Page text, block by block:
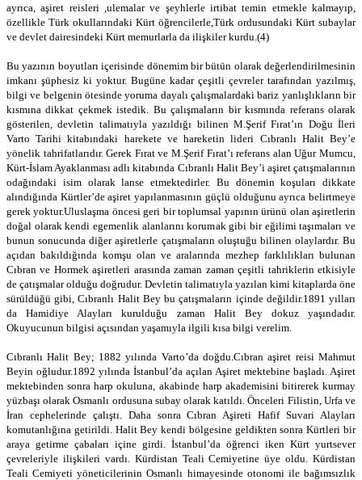
ayrıca, aşiret reisleri ,ulemalar ve şeyhlerle irtibat temin etmekle kalmayıp,
özellikle Türk okullarındaki Kürt öğrencilerle,Türk ordusundaki Kürt subaylar
ve devlet dairesindeki Kürt memurlarla da ilişkiler kurdu.(4)
Bu yazının boyutları içerisinde dönemim bir bütün olarak değerlendirilmesinin
imkanı şüphesiz ki yoktur. Bugüne kadar çeşitli çevreler tarafından yazılmış,
bilgi ve belgenin ötesinde yoruma dayalı çalışmalardaki bariz yanlışlıkların bir
kısmına dikkat çekmek istedik. Bu çalışmaların bir kısmında referans olarak
gösterilen, devletin talimatıyla yazıldığı bilinen M.Şerif Fırat’ın Doğu İleri
Varto Tarihi kitabındaki harekete ve hareketin lideri Cıbranlı Halit Bey’e
yönelik tahrifatlarıdır. Gerek Fırat ve M.Şerif Fırat’ı referans alan Uğur Mumcu,
Kürt-İslam Ayaklanması adlı kitabında Cıbranlı Halit Bey’i aşiret çatışmalarının
odağındaki isim olarak lanse etmektedirler. Bu dönemin koşuları dikkate
alındığında Kürtler’de aşiret yapılanmasının güçlü olduğunu ayrıca belirtmeye
gerek yoktur.Uluslaşma öncesi geri bir toplumsal yapının ürünü olan aşiretlerin
doğal olarak kendi egemenlik alanlarını korumak gibi bir eğilimi taşımaları ve
bunun sonucunda diğer aşiretlerle çatışmaların oluştuğu bilinen olaylardır. Bu
açıdan bakıldığında komşu olan ve aralarında mezhep farklılıkları bulunan
Cıbran ve Hormek aşiretleri arasında zaman zaman çeşitli tahriklerin etkisiyle
de çatışmalar olduğu doğrudur. Devletin talimatıyla yazılan kimi kitaplarda öne
sürüldüğü gibi, Cıbranlı Halit Bey bu çatışmaların içinde değildir.1891 yılları
da Hamidiye Alayları kurulduğu zaman Halit Bey dokuz yaşındadır.
Okuyucunun bilgisi açısından yaşamıyla ilgili kısa bilgi verelim.
Cıbranlı Halit Bey; 1882 yılında Varto’da doğdu.Cıbran aşiret reisi Mahmut
Beyin oğludur.1892 yılında İstanbul’da açılan Aşiret mektebine başladı. Aşiret
mektebinden sonra harp okuluna, akabinde harp akademisini bitirerek kurmay
yüzbaşı olarak Osmanlı ordusuna subay olarak katıldı. Önceleri Filistin, Urfa ve
İran cephelerinde çalıştı. Daha sonra Cıbran Aşireti Hafif Suvari Alayları
komutanlığına getirildi. Halit Bey kendi bölgesine geldikten sonra Kürtleri bir
araya getirme çabaları içine girdi. İstanbul’da öğrenci iken Kürt yurtsever
çevreleriyle ilişkileri vardı. Kürdistan Teali Cemiyetine üye oldu. Kürdistan
Teali Cemiyeti yöneticilerinin Osmanlı himayesinde otonomi ile bağımsızlık